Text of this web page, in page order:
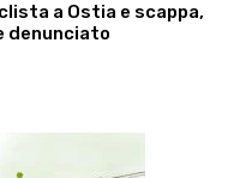
a Ostia e scappa,
denunciato